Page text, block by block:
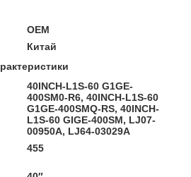
OEM
Китай
40INCH-L1S-60 G1GE-
400SM0-R6, 40INCH-L1S-60
G1GE-400SMQ-RS, 40INCH-
L1S-60 GIGE-400SM, LJ07-
00950A, LJ64-03029A
455